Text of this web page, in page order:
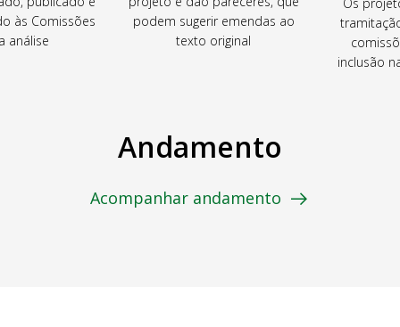
às Comissões
análise
podem sugerir emendas ao
texto original
inclusão
Andamento
Acompanhar andamento